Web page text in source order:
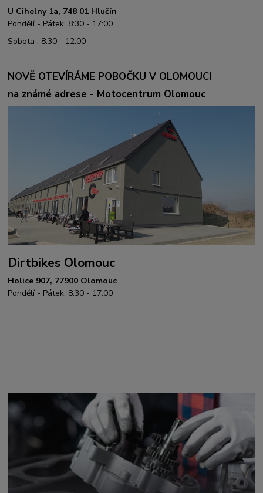
U Cihelny 1a, 748 01 Hlučín
Pondělí - Pátek: 8:30 - 17:00
Sobota : 8:30 - 12:00
NOVĚ OTEVÍRÁME POBOČKU V OLOMOUCI
na známé adrese - Motocentrum Olomouc
Dirtbikes Olomouc
Holice 907, 77900 Olomouc
Pondělí - Pátek: 8:30 - 17:00